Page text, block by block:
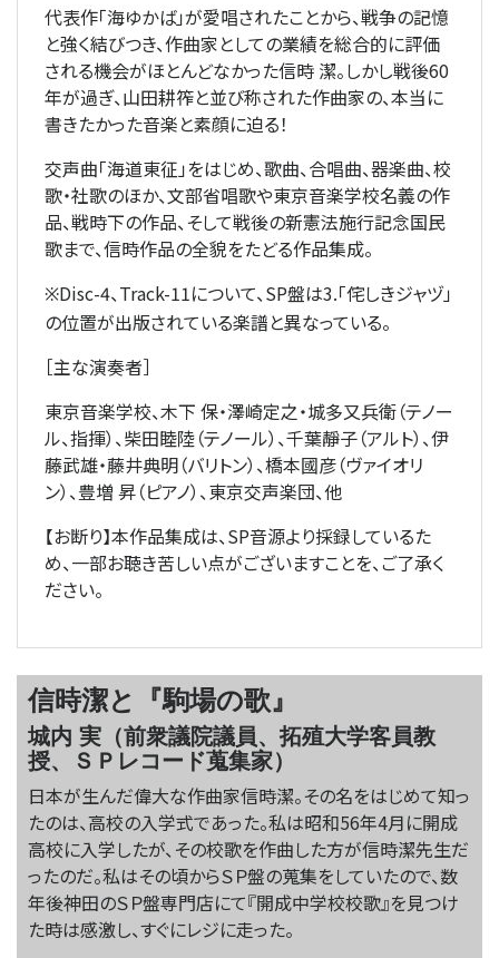
代表作「海ゆかば」が愛唱されたことから、戦争の記憶
と強く結びつき、作曲家としての業績を総合的に評価
される機会がほとんどなかった信時 潔。しかし戦後60
年が過ぎ、山田耕筰と並び称された作曲家の、本当に
書きたかった音楽と素顔に迫る！
交声曲「海道東征」をはじめ、歌曲、合唱曲、器楽曲、校
歌・社歌のほか、文部省唱歌や東京音楽学校名義の作
品、戦時下の作品、そして戦後の新憲法施行記念国民
歌まで、信時作品の全貌をたどる作品集成。
※Disc-4、Track-11について、SP盤は3.「侘しきジャヅ」
の位置が出版されている楽譜と異なっている。
［主な演奏者］
東京音楽学校、木下 保・澤崎定之・城多又兵衛（テノー
ル、指揮）、柴田睦陸（テノール）、千葉靜子（アルト）、伊
藤武雄・藤井典明（バリトン）、橋本國彦（ヴァイオリ
ン）、豊増 昇（ピアノ）、東京交声楽団、他
【お断り】本作品集成は、SP音源より採録しているた
め、一部お聴き苦しい点がございますことを、ご了承く
ださい。
信時潔と『駒場の歌』
城内 実（前衆議院議員、拓殖大学客員教
授、ＳＰレコード蒐集家）
日本が生んだ偉大な作曲家信時潔。その名をはじめて知っ
たのは、高校の入学式であった。私は昭和56年4月に開成
高校に入学したが、その校歌を作曲した方が信時潔先生だ
ったのだ。私はその頃からＳＰ盤の蒐集をしていたので、数
年後神田のＳＰ盤専門店にて『開成中学校校歌』を見つけ
た時は感激し、すぐにレジに走った。